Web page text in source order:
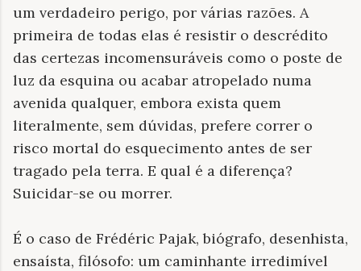
um verdadeiro perigo, por várias razões. A
primeira de todas elas é resistir o descrédito
das certezas incomensuráveis como o poste de
luz da esquina ou acabar atropelado numa
avenida qualquer, embora exista quem
literalmente, sem dúvidas, prefere correr o
risco mortal do esquecimento antes de ser
tragado pela terra. E qual é a diferença?
Suicidar-se ou morrer.
É o caso de Frédéric Pajak, biógrafo, desenhista,
ensaísta, filósofo: um caminhante irredimível